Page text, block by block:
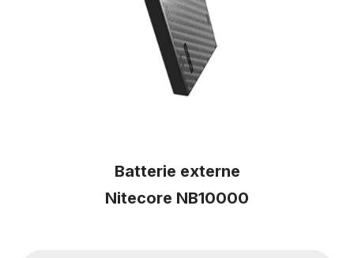
Batterie externe
Nitecore NB10000